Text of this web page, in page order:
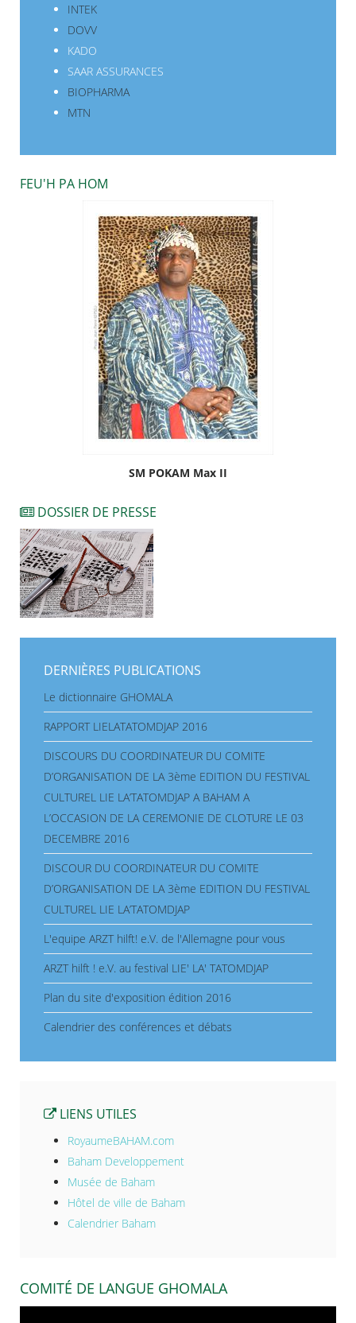
INTEK
DOVV
KADO
SAAR ASSURANCES
BIOPHARMA
MTN
FEU'H PA HOM
SM POKAM Max II
DOSSIER DE PRESSE
DERNIÈRES PUBLICATIONS
Le dictionnaire GHOMALA
RAPPORT LIELATATOMDJAP 2016
DISCOURS DU COORDINATEUR DU COMITE
D’ORGANISATION DE LA 3ème EDITION DU FESTIVAL
CULTUREL LIE LA’TATOMDJAP A BAHAM A
L’OCCASION DE LA CEREMONIE DE CLOTURE LE 03
DECEMBRE 2016
DISCOUR DU COORDINATEUR DU COMITE
D’ORGANISATION DE LA 3ème EDITION DU FESTIVAL
CULTUREL LIE LA’TATOMDJAP
L'equipe ARZT hilft! e.V. de l'Allemagne pour vous
ARZT hilft ! e.V. au festival LIE' LA' TATOMDJAP
Plan du site d'exposition édition 2016
Calendrier des conférences et débats
LIENS UTILES
RoyaumeBAHAM.com
Baham Developpement
Musée de Baham
Hôtel de ville de Baham
Calendrier Baham
COMITÉ DE LANGUE GHOMALA